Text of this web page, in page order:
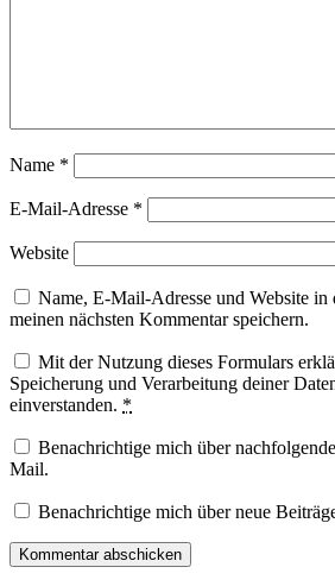
Name *
E-Mail-Adresse *
Website
Name, E-Mail-Adresse und Website in
meinen nächsten Kommentar speichern.
Mit der Nutzung dieses Formulars
Speicherung und Verarbeitung deiner
einverstanden. *
Benachrichtige mich über
Mail.
Benachrichtige mich über neue